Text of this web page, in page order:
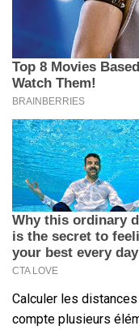
Calculer les
compte plusieurs